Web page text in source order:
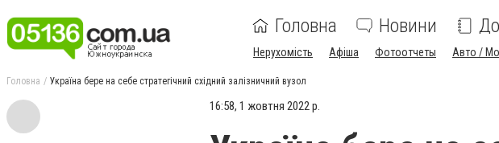
Головна Новини
Нерухомість Афіша Фотоотчеты Авто /
Головна Україна бере на себе стратегічний східний залізничний вузол
16:58, 1 жовтня 2022 р.